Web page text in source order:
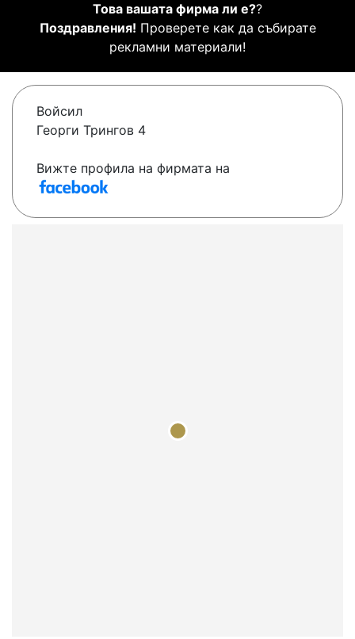
Това вашата фирма ли е??
Поздравления! Проверете как да събирате
рекламни материали!
Войсил
Георги Трингов 4
Вижте профила на фирмата на